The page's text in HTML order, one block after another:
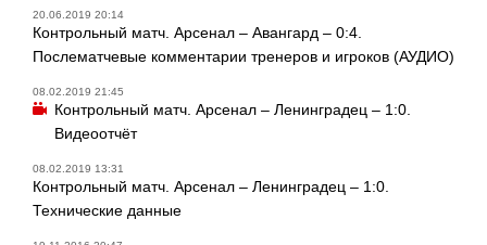
20.06.2019 20:14
Контрольный матч. Арсенал – Авангард – 0:4.
Послематчевые комментарии тренеров и игроков (АУДИО)
08.02.2019 21:45
Контрольный матч. Арсенал – Ленинградец – 1:0.
Видеоотчёт
08.02.2019 13:31
Контрольный матч. Арсенал – Ленинградец – 1:0.
Технические данные